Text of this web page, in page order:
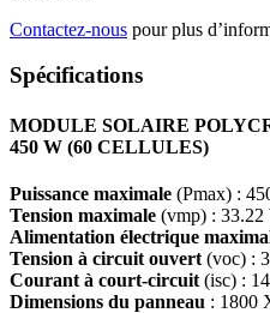
Contactez-nous pour plus
Spécifications
MODULE SOLAIRE
450 W (60 CELLULES)
Puissance maximale (Pmax) :
Tension maximale (vmp) : 33.22
Alimentation électrique
Tension à circuit ouvert (voc) :
Courant à court-circuit (isc) :
Dimensions du panneau : 1800